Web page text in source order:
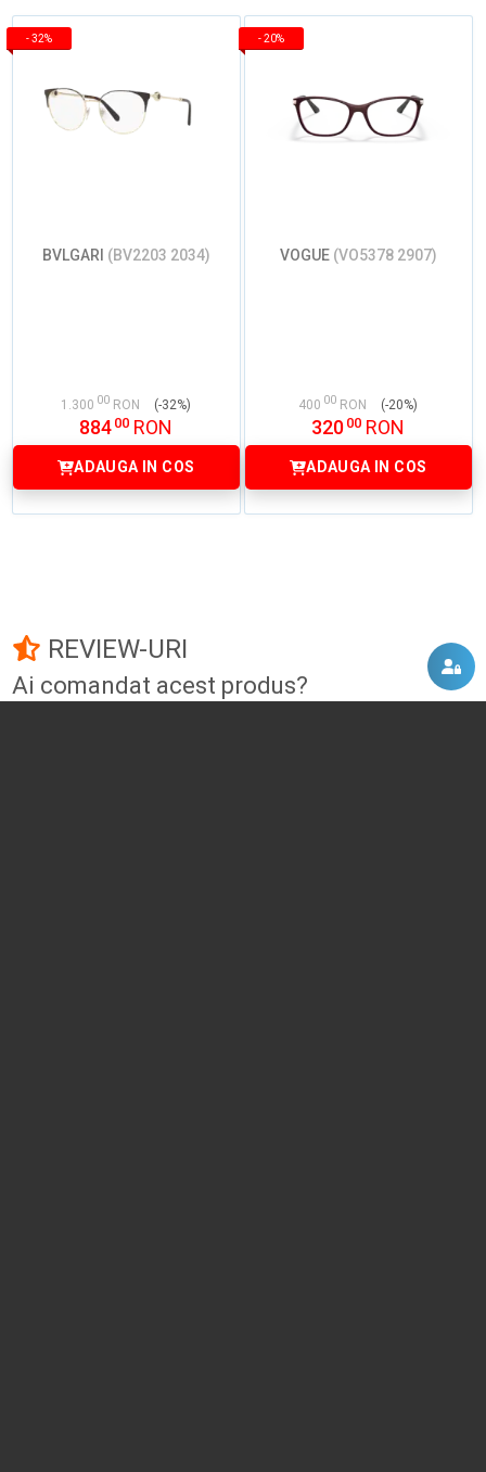
- 32%
BVLGARI (BV2203 2034)
1.300 00 RON (-32%)
884 00 RON
ADAUGA IN COS
- 20%
VOGUE (VO5378 2907)
400 00 RON (-20%)
320 00 RON
ADAUGA IN COS
REVIEW-URI
Ai comandat acest produs?